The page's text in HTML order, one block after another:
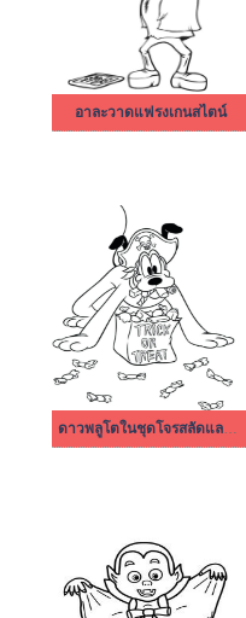
อาละวาดแฟรงเกนสไตน์
ดาวพลูโตในชุดโจรสลัดและถุงขนม